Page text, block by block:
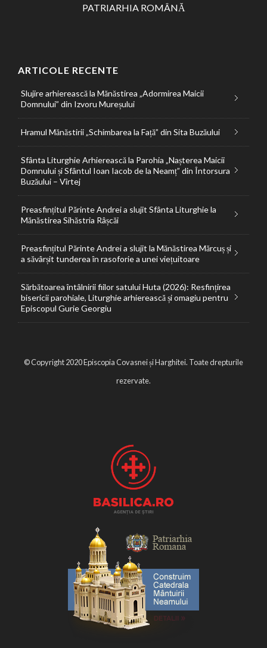
PATRIARHIA ROMÂNĂ
ARTICOLE RECENTE
Slujire arhierească la Mănăstirea „Adormirea Maicii
Domnului” din Izvoru Mureșului
Hramul Mănăstirii „Schimbarea la Față” din Sita Buzăului
Sfânta Liturghie Arhierească la Parohia „Nașterea Maicii
Domnului și Sfântul Ioan Iacob de la Neamț” din Întorsura
Buzăului – Vîrtej
Preasfințitul Părinte Andrei a slujit Sfânta Liturghie la
Mănăstirea Sihăstria Râșcăi
Preasfințitul Părinte Andrei a slujit la Mănăstirea Mărcuș și
a săvârșit tunderea în rasoforie a unei viețuitoare
Sărbătoarea întâlnirii fiilor satului Huta (2026): Resfințirea
bisericii parohiale, Liturghie arhierească și omagiu pentru
Episcopul Gurie Georgiu
© Copyright 2020 Episcopia Covasnei și Harghitei. Toate drepturile
rezervate.